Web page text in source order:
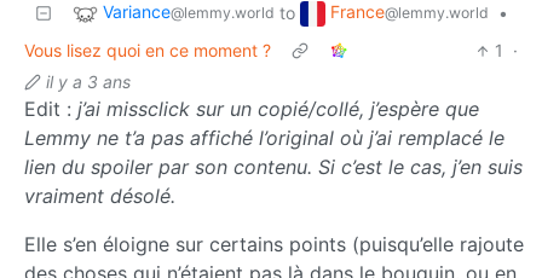
Variance@lemmy.world to France@lemmy.world
•
Vous lisez quoi en ce moment ?
1
·
il y a 3 ans
Edit : j’ai missclick sur un copié/collé, j’espère que
Lemmy ne t’a pas affiché l’original où j’ai remplacé le
lien du spoiler par son contenu. Si c’est le cas, j’en suis
vraiment désolé.
Elle s’en éloigne sur certains points (puisqu’elle rajoute